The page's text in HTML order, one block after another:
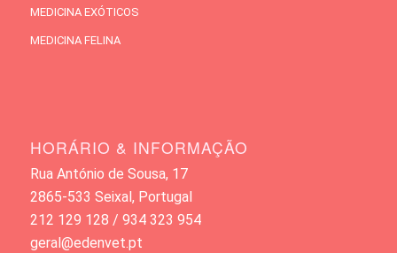
MEDICINA EXÓTICOS
MEDICINA FELINA
HORÁRIO & INFORMAÇÃO
Rua António de Sousa, 17
2865-533 Seixal, Portugal
212 129 128 / 934 323 954
geral@edenvet.pt